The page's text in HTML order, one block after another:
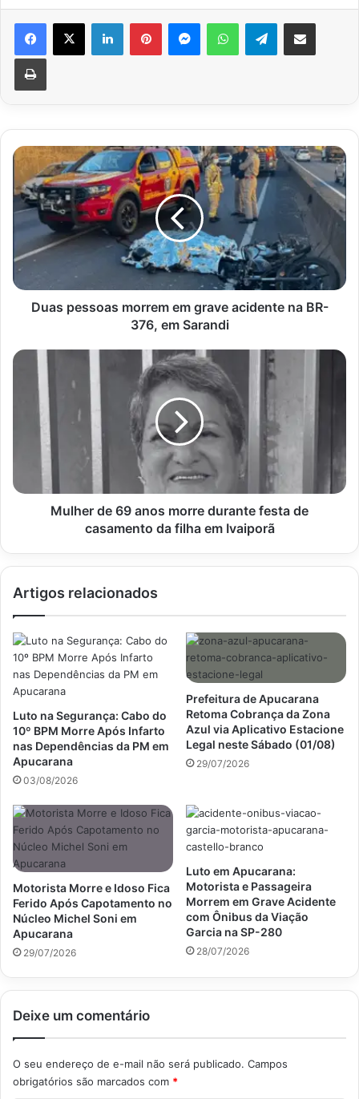
Facebook
X LinkedinPinterestMessengerWhatsAppTelegramCompartilhar via e-mail
Imprimir
Duas
pessoas
morrem
em
grave
acidente
na
BR-
376,
Duas pessoas morrem em grave acidente na BR-
376, em Sarandi
Mulher
morre
durante
casamento
Mulher de 69 anos morre durante festa de
casamento da filha em Ivaiporã
Artigos relacionados
Luto na Segurança: Cabo do
10º BPM Morre Após Infarto
nas Dependências da PM em
Apucarana
03/08/2026
Prefeitura de Apucarana
Retoma Cobrança da Zona
Azul via Aplicativo Estacione
Legal neste Sábado (01/08)
29/07/2026
Motorista Morre e Idoso Fica
Ferido Após Capotamento no
Núcleo Michel Soni em
Apucarana
29/07/2026
Luto em Apucarana:
Motorista e Passageira
Morrem em Grave Acidente
com Ônibus da Viação
Garcia na SP-280
28/07/2026
Deixe um comentário
O seu endereço de e-mail não será publicado. Campos
obrigatórios são marcados com *